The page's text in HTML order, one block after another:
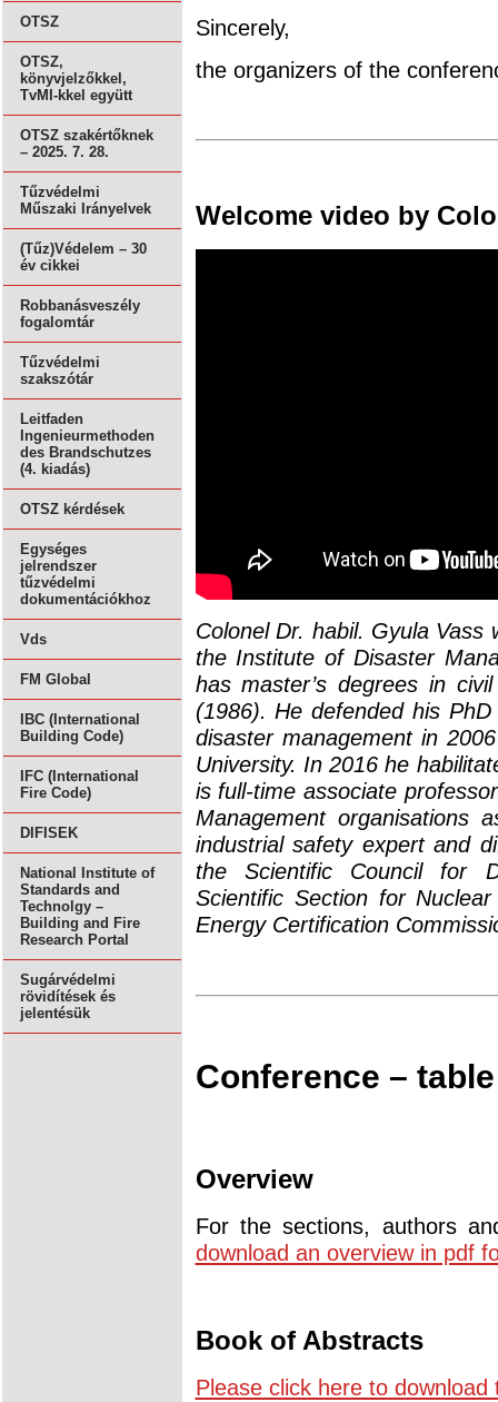
OTSZ
OTSZ,
könyvjelzőkkel,
TvMI-kkel együtt
OTSZ szakértőknek
– 2025. 7. 28.
Tűzvédelmi
Műszaki Irányelvek
(Tűz)Védelem – 30
év cikkei
Robbanásveszély
fogalomtár
Tűzvédelmi
szakszótár
Leitfaden
Ingenieurmethoden
des Brandschutzes
(4. kiadás)
OTSZ kérdések
Egységes
jelrendszer
tűzvédelmi
dokumentációkhoz
Vds
FM Global
IBC (International
Building Code)
IFC (International
Fire Code)
DIFISEK
National Institute of
Standards and
Technolgy –
Building and Fire
Research Portal
Sugárvédelmi
rövidítések és
jelentésük
Sincerely,
the organizers of the
Welcome video by
Colonel Dr. habil. Gyula
the Institute of Disaster
has master’s degrees in
(1986). He defended his
disaster management in
University. In 2016 he
is full-time associate
Management organisations
industrial safety expert and
the Scientific Council for
Scientific Section for
Energy Certification
Conference –
Overview
For the sections, authors
download an overview in pdf
Book of Abstracts
Please click here to